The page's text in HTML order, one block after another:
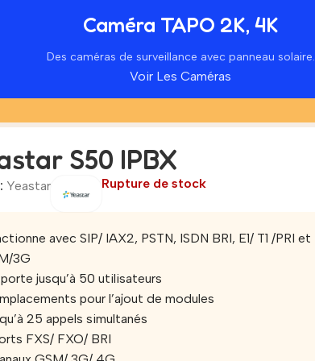
Caméra TAPO 2K, 4K
Des caméras de surveillance avec panneau solaire.
Voir Les Caméras
S50 IPBX
Yeastar Rupture de stock
avec SIP/ IAX2, PSTN, ISDN BRI, E1/ T1 /PRI et
3G
jusqu’à 50 utilisateurs
pour l’ajout de modules
25 appels simultanés
FXS/ FXO/ BRI